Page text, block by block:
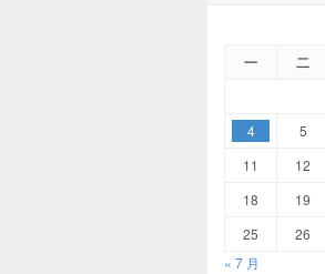
一 二
4
5
11
12
18
19
25
26
« 7 月